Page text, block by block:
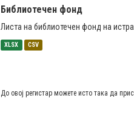
Библиотечен фонд
Листа на библиотечен фонд на
XLSX CSV
До овој регистар можете исто така да